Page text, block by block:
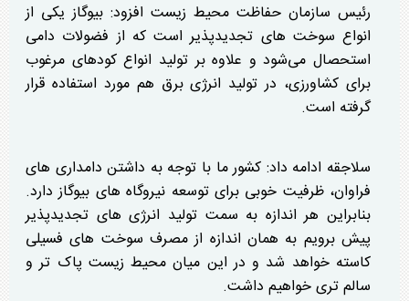
رئیس سازمان حفاظت محیط زیست افزود: بیوگاز یکی از
انواع سوخت های تجدیدپذیر است که از فضولات دامی
استحصال می‌شود و علاوه بر تولید انواع کودهای مرغوب
برای کشاورزی، در تولید انرژی برق هم مورد استفاده قرار
گرفته است.
سلاجقه ادامه داد: کشور ما با توجه به داشتن دامداری های
فراوان، ظرفیت خوبی برای توسعه نیروگاه های بیوگاز دارد.
بنابراین هر اندازه به سمت تولید انرژی های تجدیدپذیر
پیش برویم به همان اندازه از مصرف سوخت های فسیلی
کاسته خواهد شد و در این میان محیط زیست پاک تر و
سالم تری خواهیم داشت.